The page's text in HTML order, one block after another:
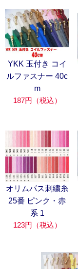
YKK 玉付き コイ
ルファスナー 40c
m
187円（税込）
オリムパス刺繍糸
25番 ピンク・赤
系 1
123円（税込）